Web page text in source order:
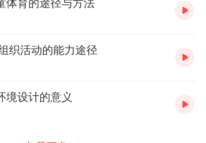
体育的途径与方法
织活动的能力途径
境设计的意义